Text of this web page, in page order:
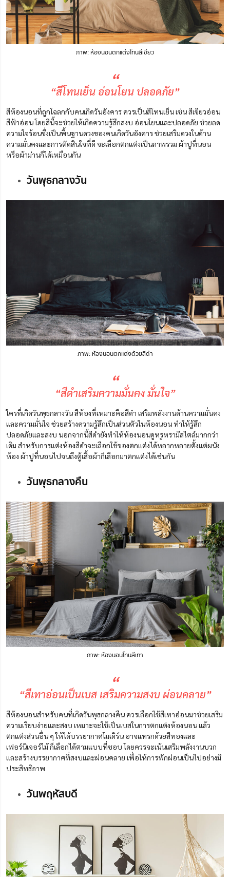
ภาพ: ห้องนอนตกแต่งโทนสีเขียว
“
“สีโทนเย็น อ่อนโยน ปลอดภัย”
สีห้องนอนที่ถูกโฉลกกับคนเกิดวันอังคาร ควรเป็นสีโทนเย็น เช่น สีเขียวอ่อน
สีฟ้าอ่อน โดยสีนี้จะช่วยให้เกิดความรู้สึกสงบ อ่อนโยนและปลอดภัย ช่วยลด
ความใจร้อนซึ่งเป็นพื้นฐานดวงของคนเกิดวันอังคารช่วยเสริมดวงในด้าน
ความมั่นคงและการตัดสินใจที่ดี จะเลือกตกแต่งเป็นภาพรวม ผ้าปูที่นอน
หรือผ้าม่านก็ได้เหมือนกัน
วันพุธกลางวัน
ภาพ: ห้องนอนตกแต่งด้วยสีดำ
“
“สีดำเสริมความมั่นคง มั่นใจ”
ใครที่เกิดวันพุธกลางวัน สีห้องที่เหมาะคือสีดำ เสริมพลังงานด้านความมั่นคง
และความมั่นใจ ช่วยสร้างความรู้สึกเป็นส่วนตัวในห้องนอน ทำให้รู้สึก
ปลอดภัยและสงบ นอกจากนี้สีดำยังทำให้ห้องนอนดูหรูหรามีสไตล์มากกว่า
เดิม สำหรับการแต่งห้องสีดำจะเลือกใช้ของตกแต่งได้หลากหลายตั้งแต่ผนัง
ห้อง ผ้าปูที่นอนไปจนถึงตู้เสื้อผ้าก็เลือกมาตกแต่งได้เช่นกัน
วันพุธกลางคืน
ภาพ: ห้องนอนโทนสีเทา
“
“สีเทาอ่อนเป็นเบส เสริมความสงบ ผ่อนคลาย”
สีห้องนอนสำหรับคนที่เกิดวันพุธกลางคืน ควรเลือกใช้สีเทาอ่อนมาช่วยเสริม
ความเรียบง่ายและสงบ เหมาะจะใช้เป็นเบสในการตกแต่งห้องนอน แล้ว
ตกแต่งส่วนอื่น ๆ ให้ได้บรรยากาศโมเดิร์น อาจแทรกด้วยสีทองและ
เฟอร์นิเจอร์ไม้ ก็เลือกได้ตามแบบที่ชอบ โดยควรจะเน้นเสริมพลังงานบวก
และสร้างบรรยากาศที่สงบและผ่อนคลาย เพื่อให้การพักผ่อนเป็นไปอย่างมี
ประสิทธิภาพ
วันพฤหัสบดี